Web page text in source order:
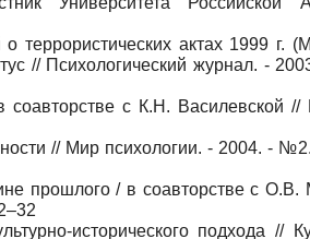
террористических актах 1999 г.
// Психологический журнал. -
соавторстве с К.Н. Василевской //
// Мир психологии. - 2004. -
прошлого / в соавторстве с О.В.
исторического подхода //